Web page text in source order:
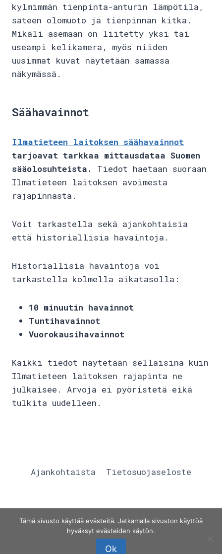
kylmimmän tienpinta-anturin lämpötila,
sateen olomuoto ja tienpinnan kitka.
Mikäli asemaan on liitetty yksi tai
useampi kelikamera, myös niiden
uusimmat kuvat näytetään samassa
näkymässä.
Säähavainnot
Ilmatieteen laitoksen säähavainnot
tarjoavat tarkkaa mittausdataa Suomen
sääolosuhteista.
Tiedot haetaan suoraan
Ilmatieteen laitoksen avoimesta
rajapinnasta.
Voit tarkastella sekä ajankohtaisia
että historiallisia havaintoja.
Historiallisia havaintoja voi
tarkastella kolmella aikatasolla:
10 minuutin havainnot
Tuntihavainnot
Vuorokausihavainnot
Kaikki tiedot näytetään sellaisina kuin
Ilmatieteen laitoksen rajapinta ne
julkaisee. Arvoja ei pyöristetä eikä
tulkita uudelleen.
Ajankohtaista Tietosuojaseloste
© 2026 arijuki - WordPress Theme by
Kadence WP
Tämä sivusto käyttää evästeitä. Jatkamalla sivuston käyttöä
hyväksyt evästeiden käytön.
Ok